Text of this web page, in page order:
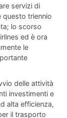
servizi di
questo triennio
lo scorso
ed è ora
le
delle attività
investimenti e
alta efficienza,
il trasporto